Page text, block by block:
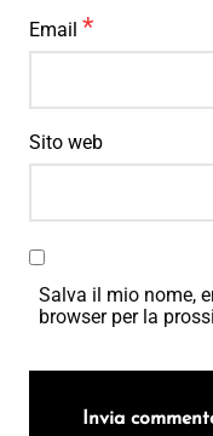
Email *
Sito web
Salva il mio nome,
browser per la